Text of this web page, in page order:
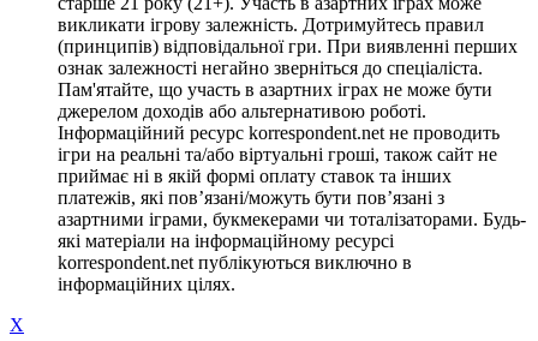
викликати ігрову залежність. Дотримуйтесь правил
(принципів) відповідальної гри. При виявленні перших
ознак залежності негайно зверніться до спеціаліста.
Пам'ятайте, що участь в азартних іграх не може бути
джерелом доходів або альтернативою роботі.
Інформаційний ресурс korrespondent.net не проводить
ігри на реальні та/або віртуальні гроші, також сайт не
приймає ні в якій формі оплату ставок та інших
платежів, які пов’язані/можуть бути пов’язані з
азартними іграми, букмекерами чи тоталізаторами. Будь-
які матеріали на інформаційному ресурсі
korrespondent.net публікуються виключно в
інформаційних цілях.
X